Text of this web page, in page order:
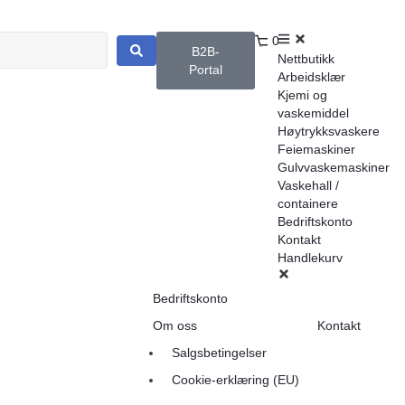
B2B-
Portal
0
Nettbutikk
Arbeidsklær
Kjemi og
vaskemiddel
Høytrykksvaskere
Feiemaskiner
Gulvvaskemaskiner
Vaskehall /
containere
Bedriftskonto
Kontakt
Handlekurv
Bedriftskonto
Om oss
Salgsbetingelser
Cookie-erklæring (EU)
Kontakt